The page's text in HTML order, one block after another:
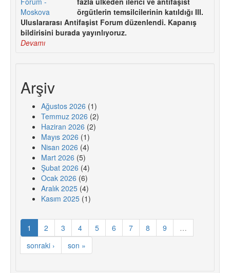
örgütlerin temsilcilerinin katıldığı III.
Uluslararası Antifaşist Forum düzenlendi. Kapanış
bildirisini burada yayınlıyoruz.
Devamı
Arşiv
Ağustos 2026 (1)
Temmuz 2026 (2)
Haziran 2026 (2)
Mayıs 2026 (1)
Nisan 2026 (4)
Mart 2026 (5)
Şubat 2026 (4)
Ocak 2026 (6)
Aralık 2025 (4)
Kasım 2025 (1)
1 2 3 4 5 6 7 8 9
…
sonraki ›
son »